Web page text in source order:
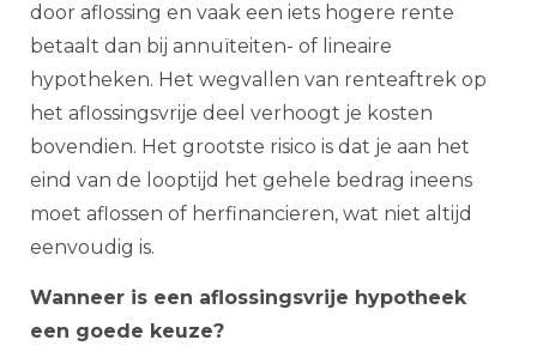
door aflossing en vaak een iets hogere rente
betaalt dan bij annuïteiten- of lineaire
hypotheken. Het wegvallen van renteaftrek op
het aflossingsvrije deel verhoogt je kosten
bovendien. Het grootste risico is dat je aan het
eind van de looptijd het gehele bedrag ineens
moet aflossen of herfinancieren, wat niet altijd
eenvoudig is.
Wanneer is een aflossingsvrije hypotheek
een goede keuze?